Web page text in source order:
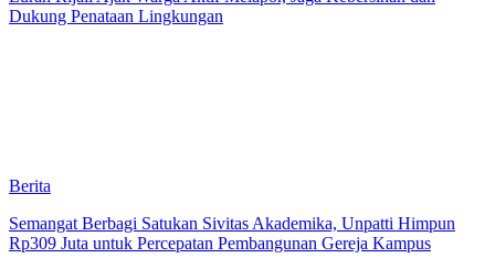
Dukung Penataan Lingkungan
Berita
Semangat Berbagi Satukan Sivitas Akademika, Unpatti Himpun
Rp309 Juta untuk Percepatan Pembangunan Gereja Kampus